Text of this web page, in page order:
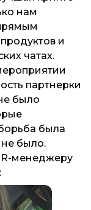
нам
и
чатах.
партнерки
было
была
не было.
менеджеру